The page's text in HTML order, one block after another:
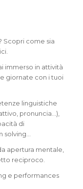
Scopri come sia
immerso in attività
giornate con i tuoi
linguistiche
pronuncia…),
di
apertura mentale,
reciproco.
e performances